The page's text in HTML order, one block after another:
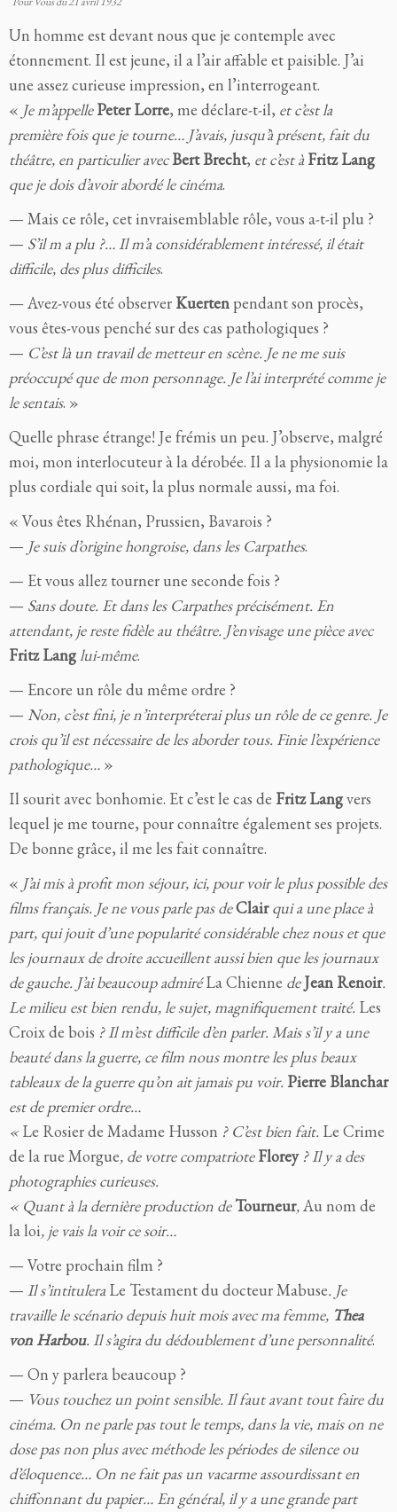
Un homme est devant nous que je contemple avec
étonnement. Il est jeune, il a l’air affable et paisible. J’ai
une assez curieuse impression, en l’interrogeant.
« Je m’appelle Peter Lorre, me déclare-t-il, et c’est la
première fois que je tourne… J’avais, jusqu’à présent, fait du
théâtre, en particulier avecBert Brecht, et c’est à Fritz Lang
que je dois d’avoir abordé le cinéma.
— Mais ce rôle, cet invraisemblable rôle, vous a-t-il plu ?
— S’il m a plu ?… Il m’a considérablement intéressé, il était
difficile, des plus difficiles.
— Avez-vous été observer Kuerten pendant son procès,
vous êtes-vous penché sur des cas pathologiques ?
— C’est là un travail de metteur en scène. Je ne me suis
préoccupé que de mon personnage. Je l’ai interprété comme je
le sentais. »
Quelle phrase étrange! Je frémis un peu. J’observe, malgré
moi, mon interlocuteur à la dérobée. Il a la physionomie la
plus cordiale qui soit, la plus normale aussi, ma foi.
« Vous êtes Rhénan, Prussien, Bavarois ?
— Je suis d’origine hongroise, dans les Carpathes.
— Et vous allez tourner une seconde fois ?
— Sans doute. Et dans les Carpathes précisément. En
attendant, je reste fidèle au théâtre. J’envisage une pièce avec
Fritz Langlui-même.
— Encore un rôle du même ordre ?
— Non, c’est fini, je n’interpréterai plus un rôle de ce genre. Je
crois qu’il est nécessaire de les aborder tous. Finie l’expérience
pathologique… »
Il sourit avec bonhomie. Et c’est le cas de Fritz Langvers
lequel je me tourne, pour connaître également ses projets.
De bonne grâce, il me les fait connaître.
« J’ai mis à profit mon séjour, ici, pour voir le plus possible des
films français. Je ne vous parle pas deClairqui a une place à
part, qui jouit d’une popularité considérable chez nous et que
les journaux de droite accueillent aussi bien que les journaux
de gauche. J’ai beaucoup admiréLa Chienne deJean Renoir.
Le milieu est bien rendu, le sujet, magnifiquement traité. Les
Croix de bois ? Il m’est difficile d’en parler. Mais s’il y a une
beauté dans la guerre, ce film nous montre les plus beaux
tableaux de la guerre qu’on ait jamais pu voir. Pierre Blanchar
est de premier ordre…
« Le Rosier de Madame Husson ? C’est bien fait. Le Crime
de la rue Morgue, de votre compatrioteFlorey? Il y a des
photographies curieuses.
« Quant à la dernière production deTourneur,Au nom de
la loi, je vais la voir ce soir…
— Votre prochain film ?
—Il s’intituleraLe Testament du docteur Mabuse. Je
travaille le scénario depuis huit mois avec ma femme, Thea
von Harbou. Il s’agira du dédoublement d’une personnalité.
— On y parlera beaucoup ?
— Vous touchez un point sensible. Il faut avant tout faire du
cinéma. On ne parle pas tout le temps, dans la vie, mais on ne
dose pas non plus avec méthode les périodes de silence ou
d’éloquence… On ne fait pas un vacarme assourdissant en
chiffonnant du papier… En général, il y a une grande part